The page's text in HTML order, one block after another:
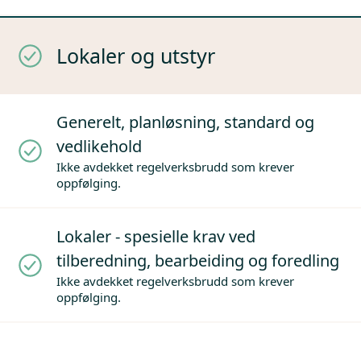
Lokaler og utstyr
Generelt, planløsning, standard og
vedlikehold
Ikke avdekket regelverksbrudd som krever
oppfølging.
Lokaler - spesielle krav ved
tilberedning, bearbeiding og foredling
Ikke avdekket regelverksbrudd som krever
oppfølging.